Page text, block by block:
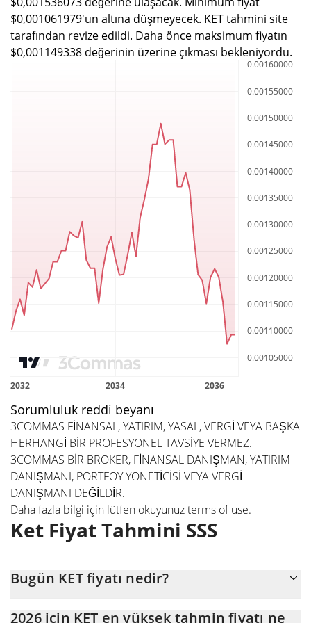
$0,001061979'un altına düşmeyecek. KET tahmini site
tarafından revize edildi. Daha önce maksimum fiyatın
$0,001149338 değerinin üzerine çıkması bekleniyordu.
Sorumluluk reddi beyanı
3COMMAS FİNANSAL, YATIRIM, YASAL, VERGİ VEYA BAŞKA
HERHANGİ BİR PROFESYONEL TAVSİYE VERMEZ.
3COMMAS BİR BROKER, FİNANSAL DANIŞMAN, YATIRIM
DANIŞMANI, PORTFÖY YÖNETİCİSİ VEYA VERGİ
DANIŞMANI DEĞİLDİR.
Daha fazla bilgi için lütfen okuyunuzterms of use.
Ket Fiyat Tahmini SSS
Bugün KET fiyatı nedir?
2026 için KET en yüksek tahmin fiyatı ne